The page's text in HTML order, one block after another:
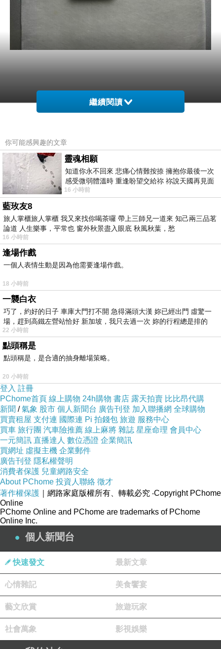
繼續閱讀
你可能感興趣的文章
靈魂相願
知道你永不回來 悲痛心情難按捺 擁抱你最後一次
感受微弱體溫時 重逢盼望交給祢 祢說天國再見面
此刻忍淚說別離 他日靈魂再
16 小時前
藍玫友8
旅人掌櫃旅人掌櫃 我又來找你喝茶囉 帶上三師兄一道來 知己兩三品茗
論道 人生樂事，平常也 窗外秋景盡入眼底 秋風秋葉，愁
16 小時前
逢場作戲
一個人表情生動是因為他需要逢場作戲。
18 小時前
一襲白衣
巧了，約好的日子 車庫大門打不開 急得滿頭大漢 妳已經出門 虛驚一
場，趕到高鐵左營站恰好 新加坡，我只去過一次 妳的行程總是排的
22 小時前
點頭稱是
點頭稱是，是合適的抽身離場策略。
20 小時前
登入 註冊
PChome首頁 線上購物 24h購物 書店 露天拍賣 比比昂代購
新聞 /氣象 股市 個人新聞台 廣告刊登 加入聯播網 全球購物
買賣租屋 支付連 國際連 Pi 拍錢包 旅遊 服務中心
買車 旅行團 汽車險推薦 線上麻將 雜誌 星座命理 會員中心
一元簡訊 直播達人 數位憑證 企業簡訊
買網址 虛擬主機 企業郵件
廣告刊登 隱私權聲明
消費者保護 兒童網路安全
About PChome 投資人聯絡 徵才
著作權保護 ｜網路家庭版權所有、轉載必究 ‧Copyright PChome
Online
PChome Online and PChome are trademarks of PChome
Online Inc.
個人新聞台
快速發文 最新文章
心情雜記 美食饗宴
藝文欣賞 旅遊玩家
社會萬象 影視娛樂